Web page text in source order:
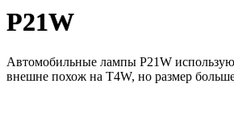
P21W
Автомобильные лампы P21W
внешне похож на T4W, но размер